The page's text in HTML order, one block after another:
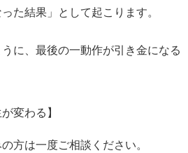
た結果」として起こります。
に、最後の一動作が引き金になる
変わる】
方は一度ご相談ください。